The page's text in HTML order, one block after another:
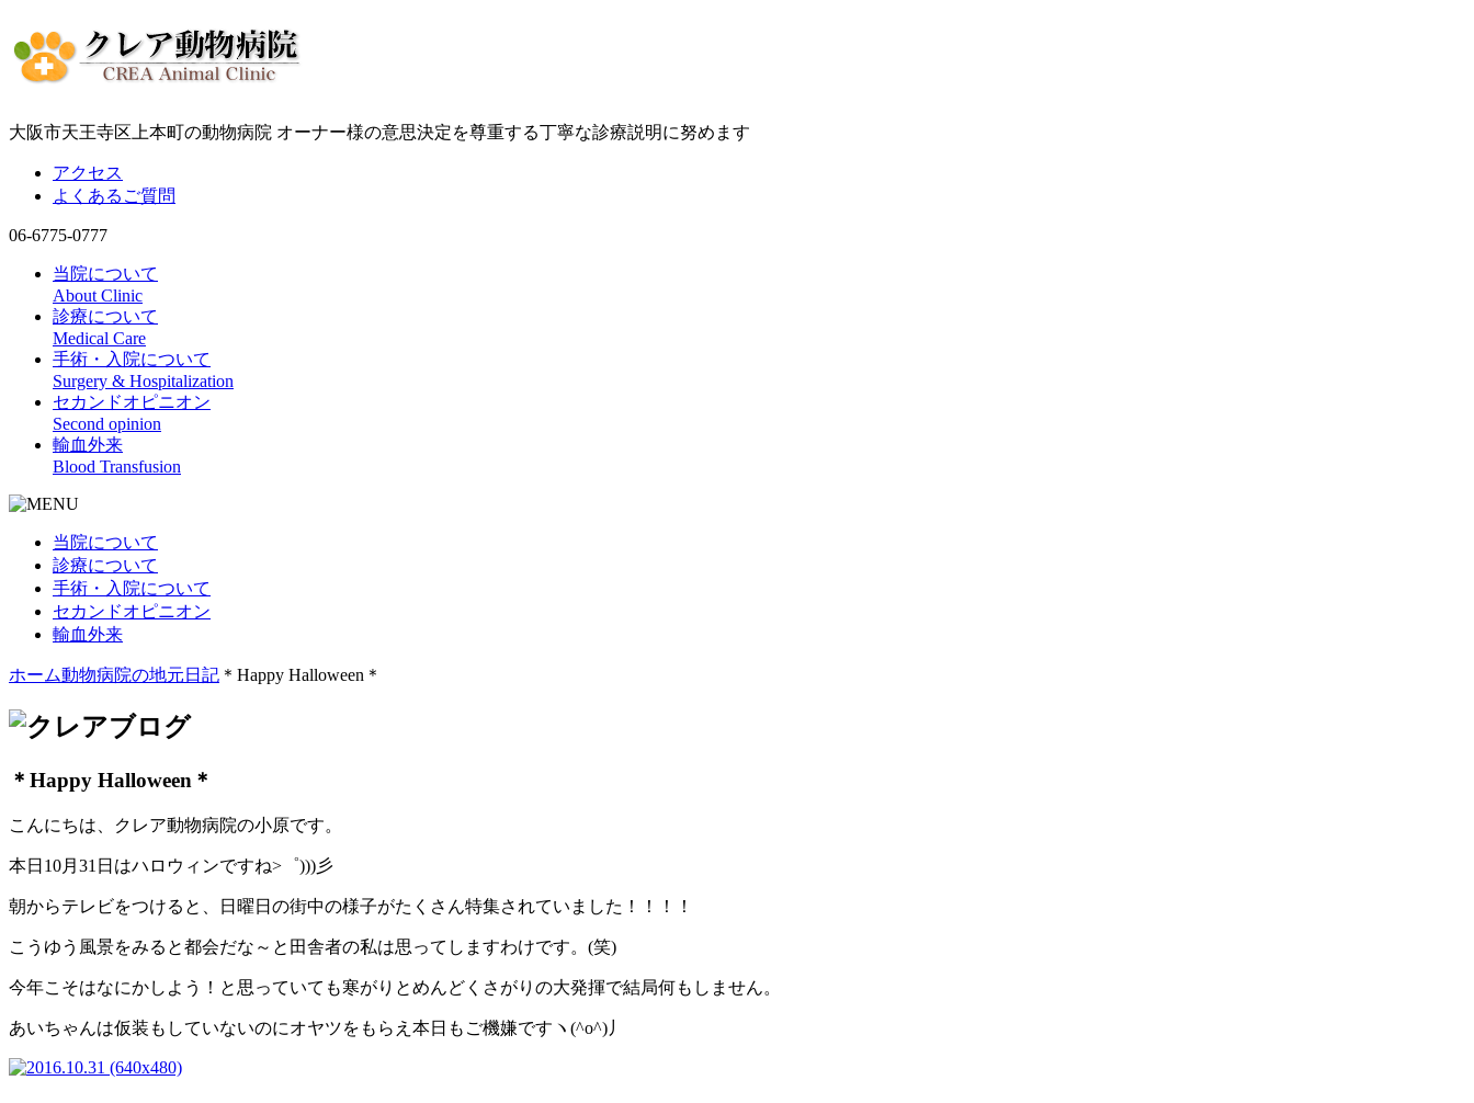
大阪市天王寺区上本町の動物病院 オーナー様の意思決定を尊重する丁寧な診療説明に努めます
アクセス
よくあるご質問
06-6775-0777
当院について
About Clinic
診療について
Medical Care
手術・入院について
Surgery & Hospitalization
セカンドオピニオン
Second opinion
輸血外来
Blood Transfusion
当院について
診療について
手術・入院について
セカンドオピニオン
輸血外来
ホーム動物病院の地元日記 ＊Happy Halloween＊
＊Happy Halloween＊
こんにちは、クレア動物病院の小原です。
本日10月31日はハロウィンですね>゜)))彡
朝からテレビをつけると、日曜日の街中の様子がたくさん特集されていました！！！！
こうゆう風景をみると都会だな～と田舎者の私は思ってしますわけです。(笑)
今年こそはなにかしよう！と思っていても寒がりとめんどくさがりの大発揮で結局何もしません。
あいちゃんは仮装もしていないのにオヤツをもらえ本日もご機嫌ですヽ(^o^)丿